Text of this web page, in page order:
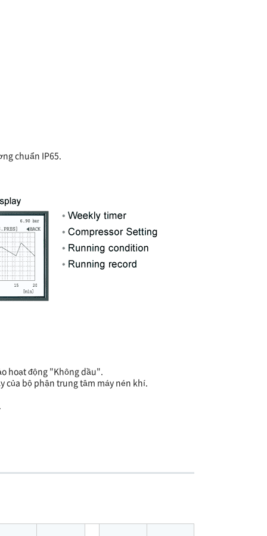
chuẩn IP65.
hoạt động "Không dầu".
của bộ phận trung tâm máy nén khí.